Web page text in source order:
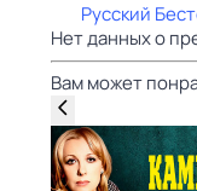
Русский
Нет данных о
Вам может